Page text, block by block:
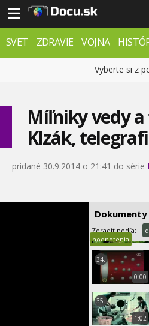
SVET ZDRAVIE VOJNA
VESMÍR
Vyberte si z
Míľniky vedy
Klzák,
pridané 30.9.2014 o 21:41 do série
Zoradiť podľa:
hodnotenia
0:16
28.
0:34
31.
1:18
33.
0:00
34.
1:02
35.